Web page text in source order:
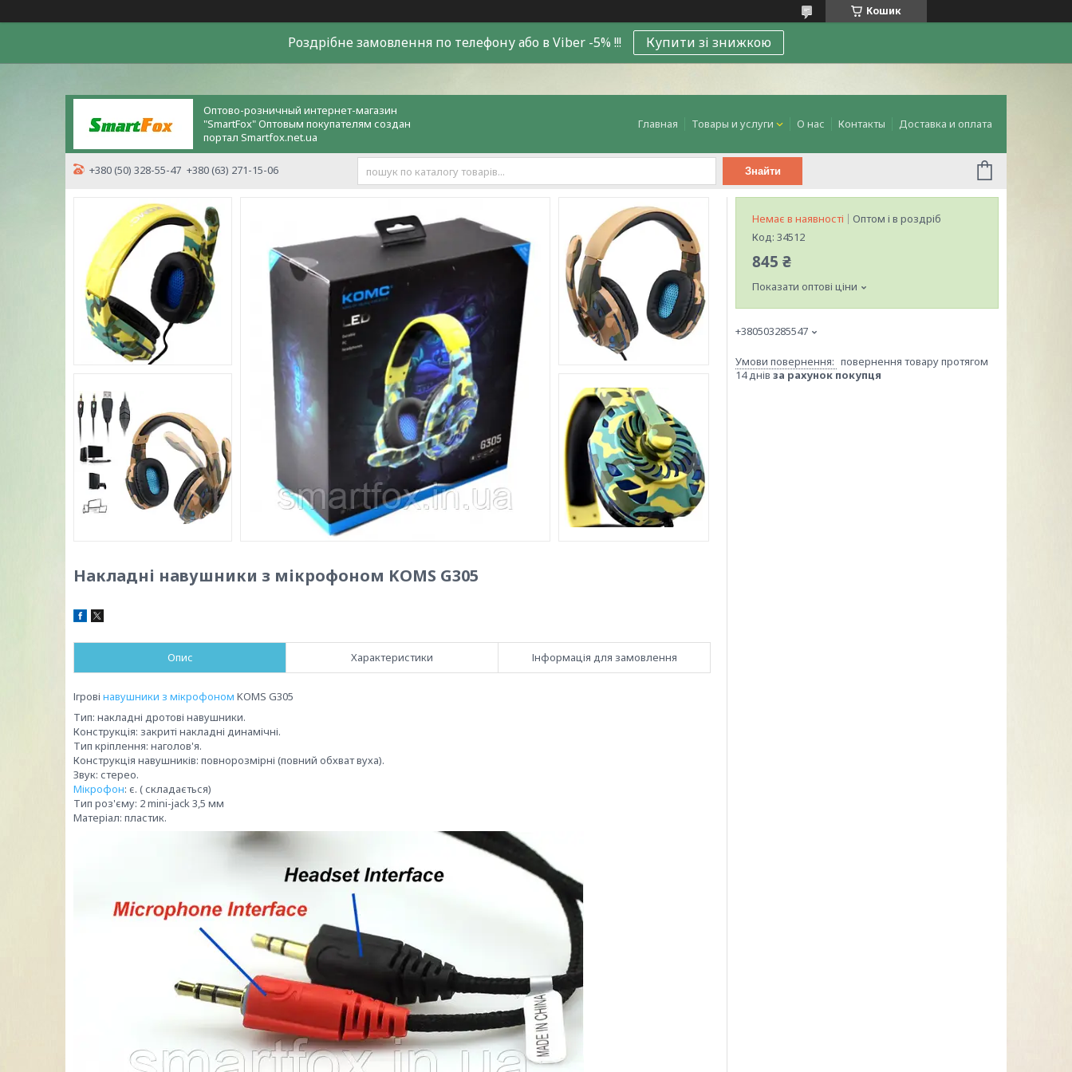
Кошик
Роздрiбне замовлення по телефону або в Viber -5% !!! Купити зі знижкою
Оптово-розничный интернет-магазин
"SmartFox" Оптовым покупателям создан
портал Smartfox.net.ua
Главная Товары и услуги О нас Контакты Доставка и оплата
+380 (50) 328-55-47 +380 (63) 271-15-06 Знайти
Накладні навушники з мікрофоном KOMS G305
Опис Характеристики Інформація для замовлення
Ігрові навушники з мікрофоном KOMS G305
Тип: накладні дротові навушники.
Конструкція: закриті накладні динамічні.
Тип кріплення: наголов'я.
Конструкція навушників: повнорозмірні (повний обхват вуха).
Звук: стерео.
Мікрофон: є. ( складається)
Тип роз'єму: 2 mini-jack 3,5 мм
Матеріал: пластик.
Немає в наявності
Оптом і в роздріб
Код: 34512
845 ₴
Показати оптові ціни
+380503285547
повернення товару протягом
14 днів за рахунок покупця